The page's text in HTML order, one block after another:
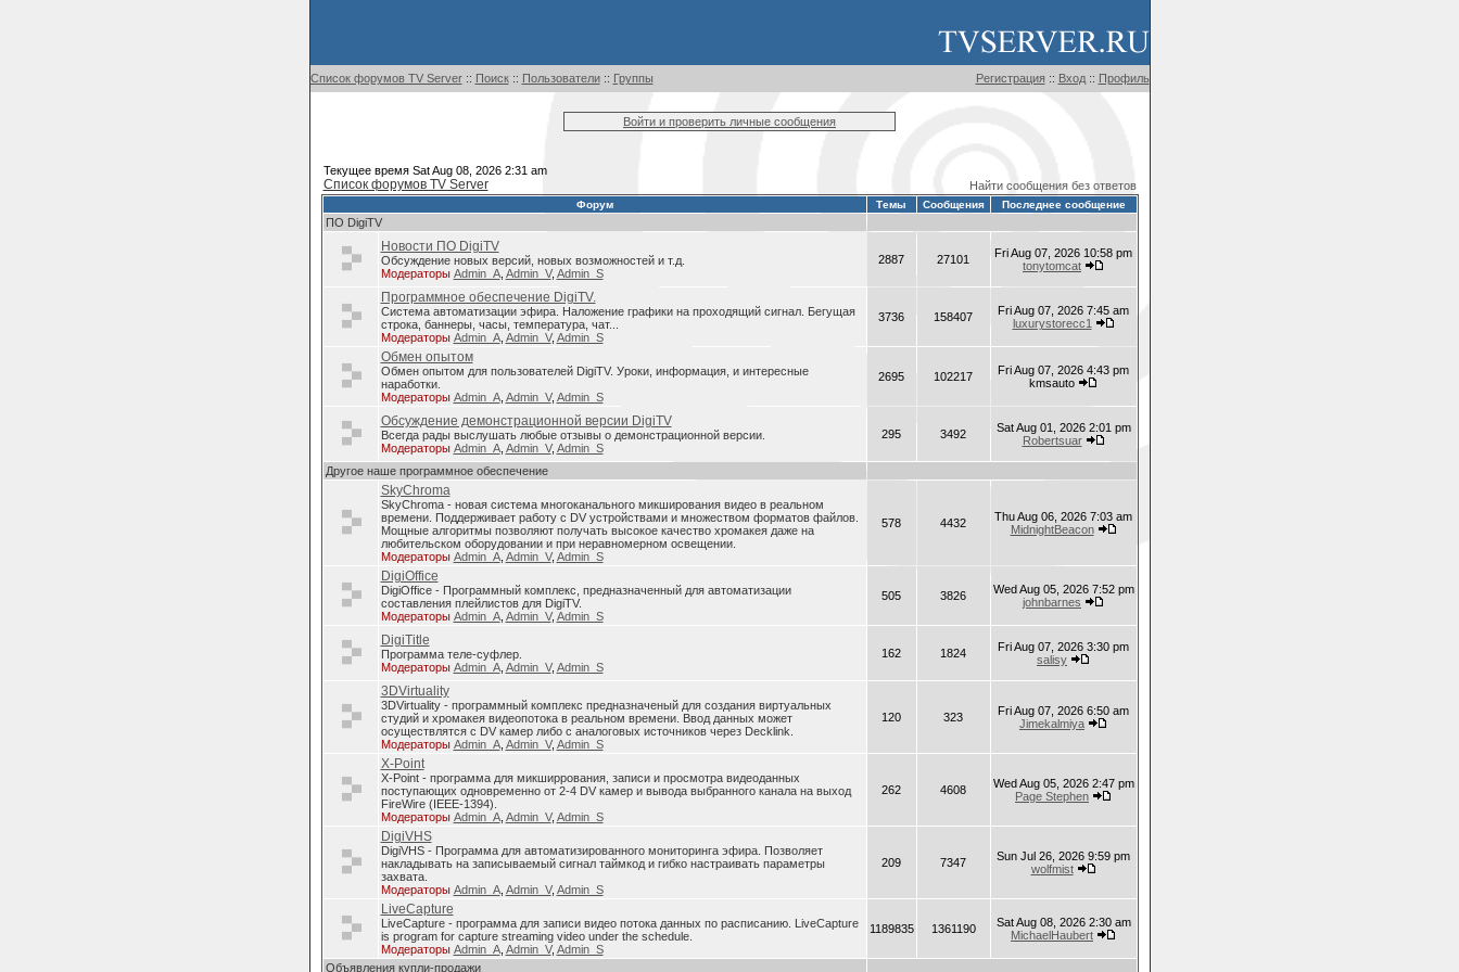
Список форумов TV Server:: Поиск:: Пользователи:: Группы Регистрация :: Вход:: Профиль
Войти и проверить личные сообщения
Текущее время Sat Aug 08, 2026 2:31 am
Список форумов TV Server Найти сообщения без ответов
Форум Темы Сообщения Последнее сообщение
ПО DigiTV
Новости ПО DigiTV
Обсуждение новых версий, новых возможностей и т.д.
Модераторы Admin_A, Admin_V, Admin_S
2887 27101
Fri Aug 07, 2026 10:58 pm
tonytomcat
Программное обеспечение DigiTV.
Система автоматизации эфира. Наложение графики на проходящий сигнал. Бегущая
строка, баннеры, часы, температура, чат...
Модераторы Admin_A, Admin_V, Admin_S
3736 158407
Fri Aug 07, 2026 7:45 am
luxurystorecc1
Обмен опытом
Обмен опытом для пользователей DigiTV. Уроки, информация, и интересные
наработки.
Модераторы Admin_A, Admin_V, Admin_S
2695 102217
Fri Aug 07, 2026 4:43 pm
kmsauto
Обсуждение демонстрационной версии DigiTV
Всегда рады выслушать любые отзывы о демонстрационной версии.
Модераторы Admin_A, Admin_V, Admin_S
295 3492
Sat Aug 01, 2026 2:01 pm
Robertsuar
Другое наше программное обеспечение
SkyChroma
SkyChroma - новая система многоканального микширования видео в реальном
времени. Поддерживает работу с DV устройствами и множеством форматов файлов.
Мощные алгоритмы позволяют получать высокое качество хромакея даже на
любительском оборудовании и при неравномерном освещении.
Модераторы Admin_A, Admin_V, Admin_S
578 4432
Thu Aug 06, 2026 7:03 am
MidnightBeacon
DigiOffice
DigiOffice - Программный комплекс, предназначенный для автоматизации
составления плейлистов для DigiTV.
Модераторы Admin_A, Admin_V, Admin_S
505 3826
Wed Aug 05, 2026 7:52 pm
johnbarnes
DigiTitle
Программа теле-суфлер.
Модераторы Admin_A, Admin_V, Admin_S
162 1824
Fri Aug 07, 2026 3:30 pm
salisy
3DVirtuality
3DVirtuality - программный комплекс предназначеный для создания виртуальных
студий и хромакея видеопотока в реальном времени. Ввод данных может
осуществлятся с DV камер либо с аналоговых источников через Decklink.
Модераторы Admin_A, Admin_V, Admin_S
120 323
Fri Aug 07, 2026 6:50 am
Jimekalmiya
X-Point
X-Point - программа для микширрования, записи и просмотра видеоданных
поступающих одновременно от 2-4 DV камер и вывода выбранного канала на выход
FireWire (IEEE-1394).
Модераторы Admin_A, Admin_V, Admin_S
262 4608
Wed Aug 05, 2026 2:47 pm
Page Stephen
DigiVHS
DigiVHS - Программа для автоматизированного мониторинга эфира. Позволяет
накладывать на записываемый сигнал таймкод и гибко настраивать параметры
захвата.
Модераторы Admin_A, Admin_V, Admin_S
209 7347
Sun Jul 26, 2026 9:59 pm
wolfmist
LiveCapture
LiveCapture - программа для записи видео потока данных по расписанию. LiveCapture
is program for capture streaming video under the schedule.
Модераторы Admin_A, Admin_V, Admin_S
1189835 1361190
Sat Aug 08, 2026 2:30 am
MichaelHaubert
Объявления купли-продажи